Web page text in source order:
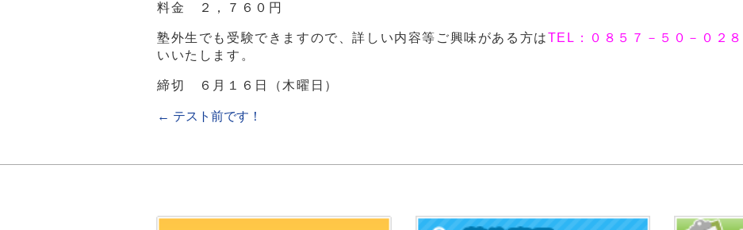
料金 ２，７６０円
塾外生でも受験できますので、詳しい内容等ご興味がある方はTEL：０８５７－５０－０
いいたします。
締切 ６月１６日（木曜日）
← テスト前です！